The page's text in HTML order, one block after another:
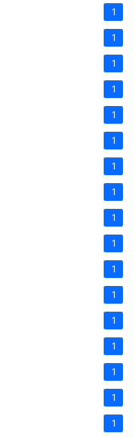
1
1
1
1
1
1
1
1
1
1
1
1
1
1
1
1
1